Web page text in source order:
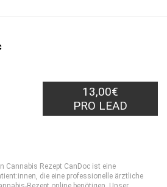
13,00€
PRO LEAD
Cannabis Rezept CanDoc ist eine
die eine professionelle ärztliche